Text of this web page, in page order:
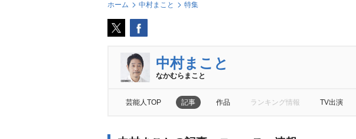
ホーム 中村まこと 特集
中村まこと
なかむらまこと
芸能人TOP 記事 作品 ランキング情報 TV出演